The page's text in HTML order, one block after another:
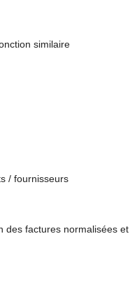
similaire
/ fournisseurs
des factures normalisées et